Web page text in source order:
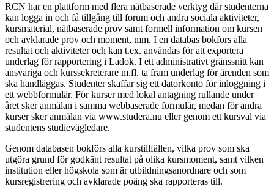
RCN har en plattform med flera nätbaserade verktyg där studenterna
kan logga in och få tillgång till forum och andra sociala aktiviteter,
kursmaterial, nätbaserade prov samt formell information om kursen
och avklarade prov och moment, mm. I en databas bokförs alla
resultat och aktiviteter och kan t.ex. användas för att exportera
underlag för rapportering i Ladok. I ett administrativt gränssnitt kan
ansvariga och kurssekreterare m.fl. ta fram underlag för ärenden som
ska handläggas. Studenter skaffar sig ett datorkonto för inloggning i
ett webbformulär. För kurser med lokal antagning rullande under
året sker anmälan i samma webbaserade formulär, medan för andra
kurser sker anmälan via www.studera.nu eller genom ett kursval via
studentens studievägledare.
Genom databasen bokförs alla kurstillfällen, vilka prov som ska
utgöra grund för godkänt resultat på olika kursmoment, samt vilken
institution eller högskola som är utbildningsanordnare och som
kursregistrering och avklarade poäng ska rapporteras till.